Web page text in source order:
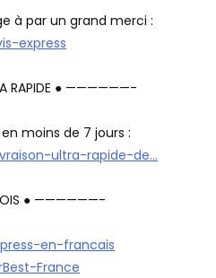
à par un grand merci :
express
RAPIDE ● ——————-
moins de 7 jours :
ultra-rapide-de…
● ——————-
en-francais
France